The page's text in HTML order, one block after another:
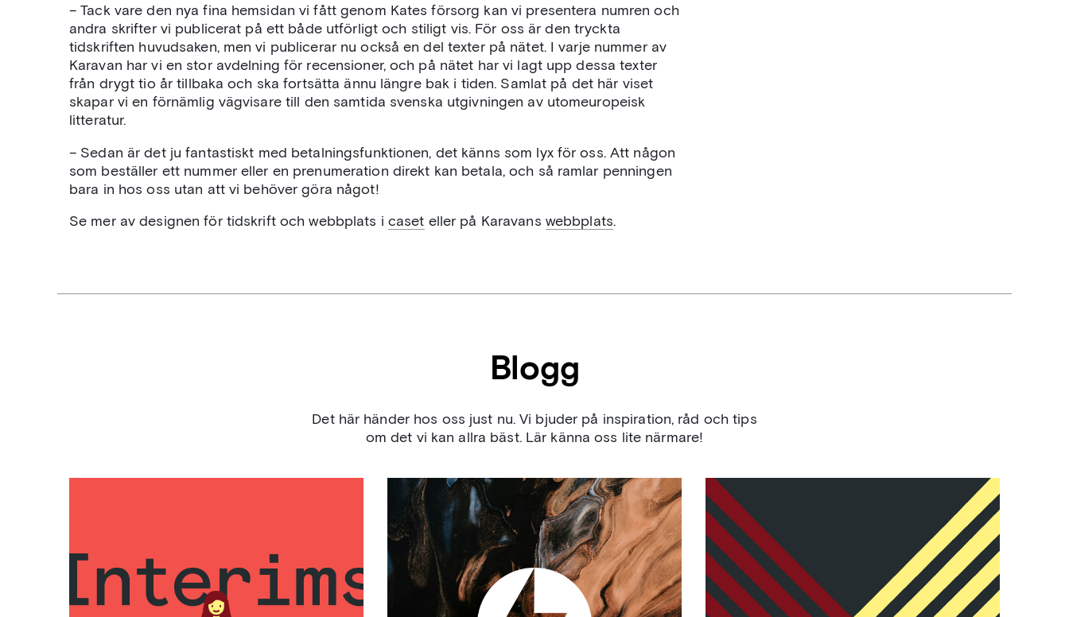
– Tack vare den nya fina hemsidan vi fått genom Kates försorg kan vi presentera numren och
andra skrifter vi publicerat på ett både utförligt och stiligt vis. För oss är den tryckta
tidskriften huvudsaken, men vi publicerar nu också en del texter på nätet. I varje nummer av
Karavan har vi en stor avdelning för recensioner, och på nätet har vi lagt upp dessa texter
från drygt tio år tillbaka och ska fortsätta ännu längre bak i tiden. Samlat på det här viset
skapar vi en förnämlig vägvisare till den samtida svenska utgivningen av utomeuropeisk
litteratur.
– Sedan är det ju fantastiskt med betalningsfunktionen, det känns som lyx för oss. Att någon
som beställer ett nummer eller en prenumeration direkt kan betala, och så ramlar penningen
bara in hos oss utan att vi behöver göra något!
Se mer av designen för tidskrift och webbplats i caset eller på Karavans webbplats.
Blogg
Det här händer hos oss just nu. Vi bjuder på inspiration, råd och tips
om det vi kan allra bäst. Lär känna oss lite närmare!